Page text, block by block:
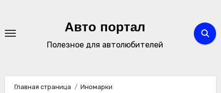
содержимому
Авто портал
Полезное для автолюбителей
Главная страница
Иномарки